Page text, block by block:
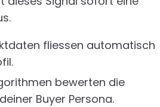
fliessen automatisch
bewerten die
Buyer Persona.